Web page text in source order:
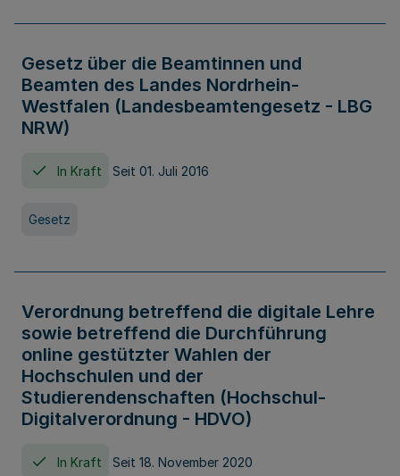
Gesetz über die Beamtinnen und
Beamten des Landes Nordrhein-
Westfalen (Landesbeamtengesetz - LBG
NRW)
In Kraft Seit 01. Juli 2016
Gesetz
Verordnung betreffend die digitale Lehre
sowie betreffend die Durchführung
online gestützter Wahlen der
Hochschulen und der
Studierendenschaften (Hochschul-
Digitalverordnung - HDVO)
In Kraft Seit 18. November 2020